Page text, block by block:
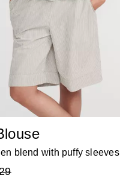
blend with puffy sleeves